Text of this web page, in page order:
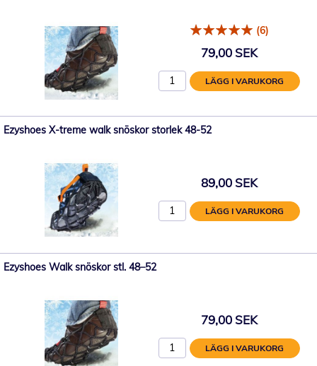
(6)
79,00 SEK
LÄGG I VARUKORG
Ezyshoes X-treme walk snöskor storlek 48-52
89,00 SEK
LÄGG I VARUKORG
Ezyshoes Walk snöskor stl. 48–52
79,00 SEK
LÄGG I VARUKORG